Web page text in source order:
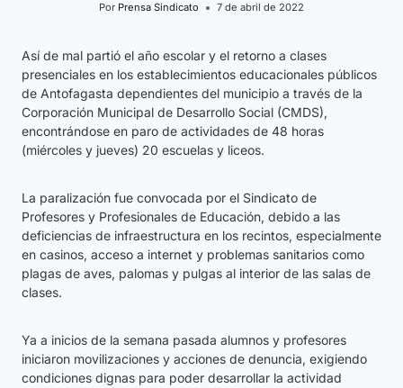
Por Prensa Sindicato 7 de abril de 2022
Así de mal partió el año escolar y el retorno a clases
presenciales en los establecimientos educacionales públicos
de Antofagasta dependientes del municipio a través de la
Corporación Municipal de Desarrollo Social (CMDS),
encontrándose en paro de actividades de 48 horas
(miércoles y jueves) 20 escuelas y liceos.
La paralización fue convocada por el Sindicato de
Profesores y Profesionales de Educación, debido a las
deficiencias de infraestructura en los recintos, especialmente
en casinos, acceso a internet y problemas sanitarios como
plagas de aves, palomas y pulgas al interior de las salas de
clases.
Ya a inicios de la semana pasada alumnos y profesores
iniciaron movilizaciones y acciones de denuncia, exigiendo
condiciones dignas para poder desarrollar la actividad